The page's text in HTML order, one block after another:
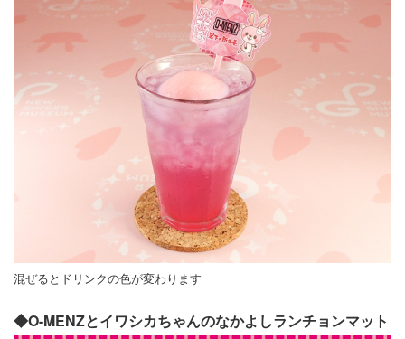
混ぜるとドリンクの色が変わります
◆O-MENZとイワシカちゃんのなかよしランチョンマット